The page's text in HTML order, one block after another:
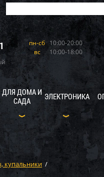
пн-сб 10:00-20:00
вс
10:00-18:00
ДЛЯ ДОМА И
САДА
ЭЛЕКТРОНИКА
купальники /